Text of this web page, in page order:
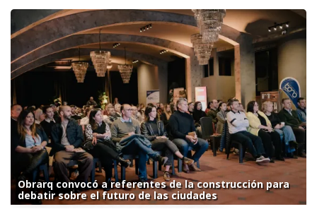
Obrarq convocó a referentes de la construcción para
debatir sobre el futuro de las ciudades